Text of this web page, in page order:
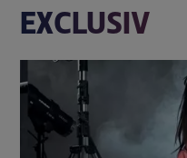
EXCLUSIV